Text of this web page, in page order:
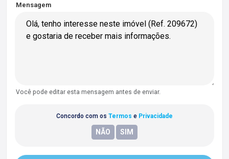
Mensagem
Você pode editar esta mensagem antes de enviar.
Concordo com os Termos e Privacidade